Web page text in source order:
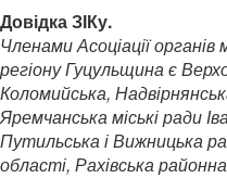
Довідка ЗІКу.
Членами Асоціації
регіону Гуцульщина є
Коломийська,
Яремчанська міські ради
Путильська і Вижницька
області, Рахівська